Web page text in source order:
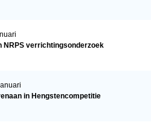
NRPS verrichtingsonderzoek
in Hengstencompetitie